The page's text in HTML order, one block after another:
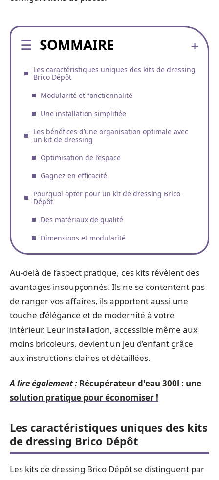
SOMMAIRE
Les caractéristiques uniques des kits de dressing
Brico Dépôt
Modularité et fonctionnalité
Une installation simplifiée
Les bénéfices d’une organisation optimale avec
un kit de dressing
Optimisation de l’espace
Gagnez en efficacité
Pourquoi opter pour un kit de dressing Brico
Dépôt
Des matériaux de qualité
Dimensions et modularité
Au-delà de l’aspect pratique, ces kits révèlent des
avantages insoupçonnés. Ils ne se contentent pas
de ranger vos affaires, ils apportent aussi une
touche d’élégance et de modernité à votre
intérieur. Leur installation, accessible même aux
moins bricoleurs, devient un jeu d’enfant grâce
aux instructions claires et détaillées.
A lire également : Récupérateur d'eau 300l : une
solution pratique pour économiser !
Les caractéristiques uniques des kits
de dressing Brico Dépôt
Les kits de dressing Brico Dépôt se distinguent par